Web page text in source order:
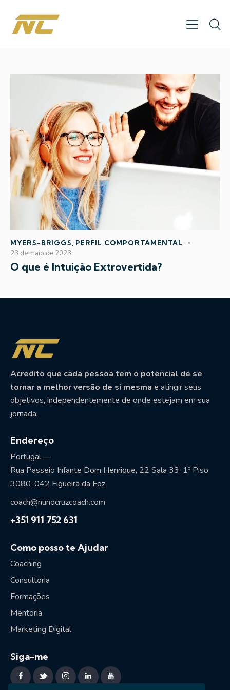
MYERS-BRIGGS PERFIL COMPORTAMENTAL
23 de maio de 2023
O que é Intuição Extrovertida?
Acredito que cada pessoa tem o potencial de se
tornar a melhor versão de si mesma e atingir seus
objetivos, independentemente de onde estejam em sua
jornada.
Endereço
Portugal —
Rua Passeio Infante Dom Henrique, 22 Sala 33, 1º Piso
3080-042 Figueira da Foz
coach@nunocruzcoach.com
+351 911 752 631
Como posso te Ajudar
Coaching
Consultoria
Formações
Mentoria
Marketing Digital
Siga-me